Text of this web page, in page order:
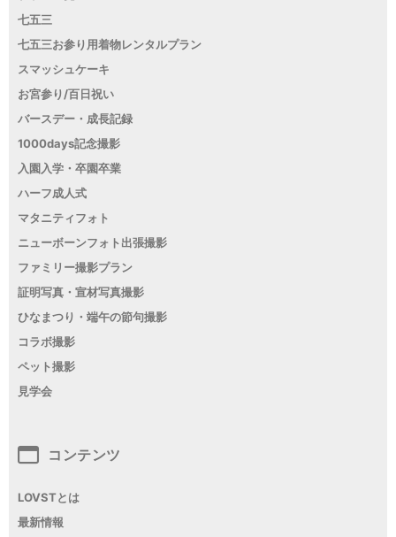
七五三
七五三お参り用着物レンタルプラン
スマッシュケーキ
お宮参り/百日祝い
バースデー・成長記録
1000days記念撮影
入園入学・卒園卒業
ハーフ成人式
マタニティフォト
ニューボーンフォト出張撮影
ファミリー撮影プラン
証明写真・宣材写真撮影
ひなまつり・端午の節句撮影
コラボ撮影
ペット撮影
見学会
コンテンツ
LOVSTとは
最新情報